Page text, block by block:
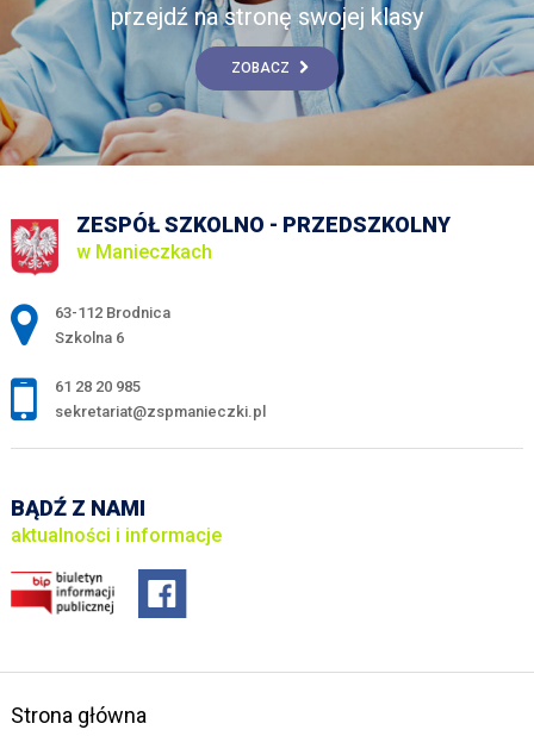
przejdź na stronę swojej klasy
ZOBACZ
ZESPÓŁ SZKOLNO - PRZEDSZKOLNY
w Manieczkach
Adres pocztowy:
63-112 Brodnica
Szkolna 6
61 28 20 985
sekretariat@zspmanieczki.pl
BĄDŹ Z NAMI
aktualności i informacje
Strona główna